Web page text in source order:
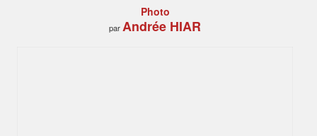
Photo
parAndrée HIAR